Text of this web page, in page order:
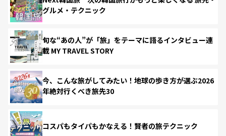
グルメ・テクニック
旬な“あの人”が「旅」をテーマに語るインタビュー連
載 MY TRAVEL STORY
今、こんな旅がしてみたい！地球の歩き方が選ぶ2026
年絶対行くべき旅先30
コスパもタイパもかなえる！賢者の旅テクニック